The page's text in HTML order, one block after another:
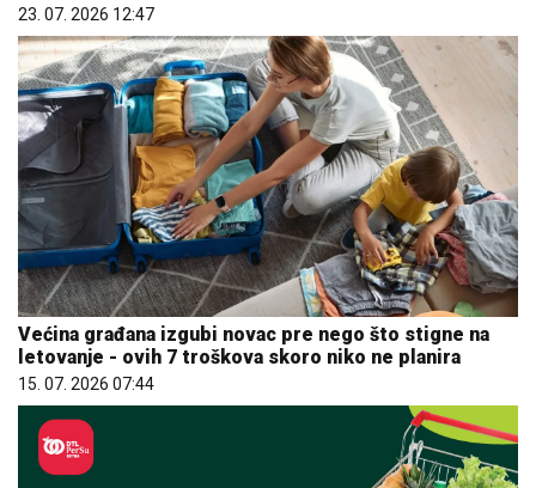
23. 07. 2026 12:47
Većina građana izgubi novac pre nego što stigne na
letovanje - ovih 7 troškova skoro niko ne planira
15. 07. 2026 07:44